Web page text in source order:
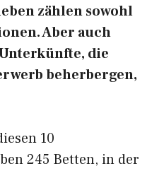
zählen sowohl
Aber auch
die
beherbergen,
10
245 Betten, in der